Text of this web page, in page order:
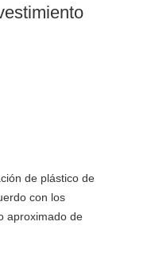
de plástico de
con los
aproximado de